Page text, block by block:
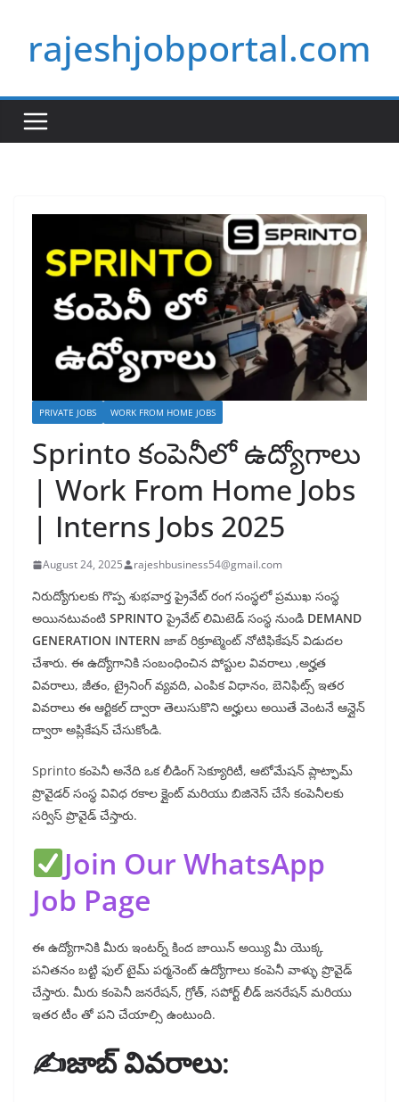
contentrajeshjobportal.com
PRIVATE JOBS WORK FROM HOME JOBS
Sprinto కంపెనీలో ఉద్యోగాలు
| Work From Home Jobs
| Interns Jobs 2025
August 24, 2025 rajeshbusiness54@gmail.com
నిరుద్యోగులకు గొప్ప శుభవార్త ప్రైవేట్ రంగ సంస్థలో ప్రముఖ సంస్థ
అయినటువంటి SPRINTOప్రైవేట్ లిమిటెడ్ సంస్థ నుండి DEMAND
GENERATION INTERN జాబ్ రిక్రూట్మెంట్ నోటిఫికేషన్ విడుదల
చేశారు. ఈ ఉద్యోగానికి సంబంధించిన పోస్టుల వివరాలు ,అర్హత
వివరాలు, జీతం, ట్రైనింగ్ వ్యవది, ఎంపిక విధానం, బెనిఫిట్స్ ఇతర
వివరాలు ఈ ఆర్టికల్ ద్వారా తెలుసుకొని అర్హులు అయితే వెంటనే ఆన్లైన్
ద్వారా అప్లికేషన్ చేసుకోండి.
Sprinto కంపెనీ అనేది ఒక లీడింగ్ సెక్యూరిటీ, ఆటోమేషన్ ప్లాట్ఫామ్
ప్రొవైడర్ సంస్థ వివిధ రకాల క్లైంట్ మరియు బిజినెస్ చేసే కంపెనీలకు
సర్విస్ ప్రొవైడ్ చేస్తారు.
Join Our WhatsApp
Job Page
ఈ ఉద్యోగానికి మీరు ఇంటర్న్ కింద జాయిన్ అయ్యి మీ యొక్క
పనితనం బట్టి ఫుల్ టైమ్ పర్మనెంట్ ఉద్యోగాలు కంపెనీ వాళ్ళు ప్రొవైడ్
చేస్తారు. మీరు కంపెనీ జనరేషన్, గ్రోత్, సపోర్ట్ లీడ్ జనరేషన్ మరియు
ఇతర టీం తో పని చేయాల్సి ఉంటుంది.
✍️జాబ్ వివరాలు: